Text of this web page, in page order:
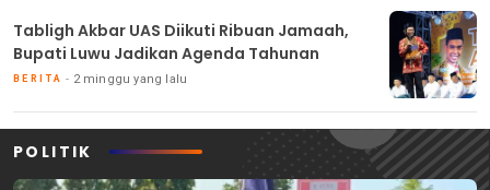
Tabligh Akbar UAS Diikuti Ribuan Jamaah,
Bupati Luwu Jadikan Agenda Tahunan
BERITA 2 minggu yang lalu
POLITIK